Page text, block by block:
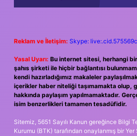
Reklam ve İletişim: Skype:
Yasal Uyarı: Bu internet sitesi, herhangi
şahıs şirketi ile hiçbir bağlantısı
kendi hazırladığımız makaleler
içerikler haber niteliği taşımamakta olup,
hakkında paylaşım yapılmamaktadır.
isim benzerlikleri tamamen tesadüfidir.
Sitemiz, 5651 Sayılı Kanun gereğince Bilgi
Kurumu (BTK) tarafından onaylanmış bir